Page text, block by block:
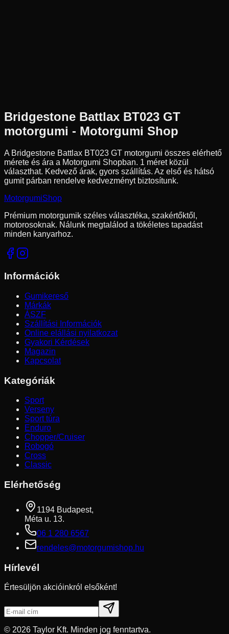
Bridgestone Battlax BT023 GT
motorgumi - Motorgumi Shop
A Bridgestone Battlax BT023 GT motorgumi összes elérhető
mérete és ára a Motorgumi Shopban. 1 méret közül
választhat. Kedvező árak, gyors szállítás. Az első és hátsó
gumit párban rendelve kedvezményt biztosítunk.
MotorgumiShop
Prémium motorgumik széles választéka, szakértőktől,
motorosoknak. Nálunk megtalálod a tökéletes tapadást
minden kanyarhoz.
Információk
Gumikereső
Márkák
ÁSZF
Szállítási Információk
Online elállási nyilatkozat
Gyakori Kérdések
Magazin
Kapcsolat
Kategóriák
Sport
Verseny
Sport túra
Enduro
Chopper/Cruiser
Robogó
Cross
Classic
Elérhetőség
1194 Budapest,
Méta u. 13.
06 1 280 6567
rendeles@motorgumishop.hu
Hírlevél
Értesüljön akcióinkról elsőként!
© 2026 Taylor Kft. Minden jog fenntartva.